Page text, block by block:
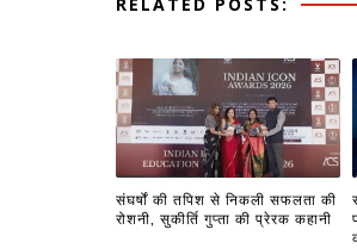
संघर्षों की तपिश से निकली सफलता की
रोशनी, सुकीर्ति गुप्ता की प्रेरक कहानी